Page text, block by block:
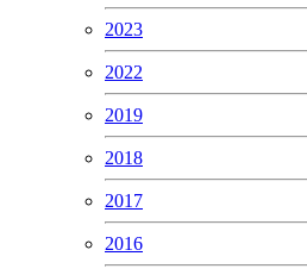
2023
2022
2019
2018
2017
2016